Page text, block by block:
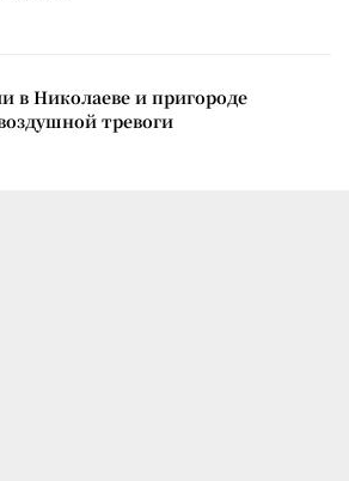
в Николаеве и пригороде
тревоги